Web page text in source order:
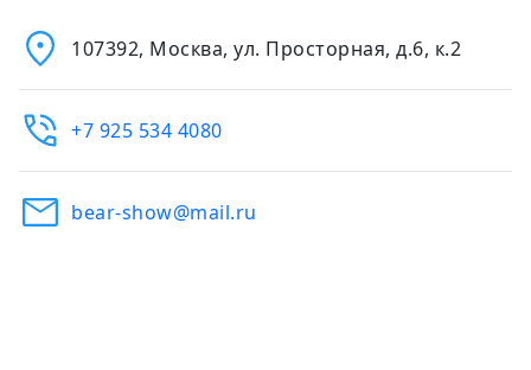
107392, Москва, ул. Просторная, д.6, к.2
+7 925 534 4080
bear-show@mail.ru